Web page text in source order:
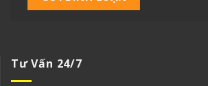
Tư Vấn 24/7